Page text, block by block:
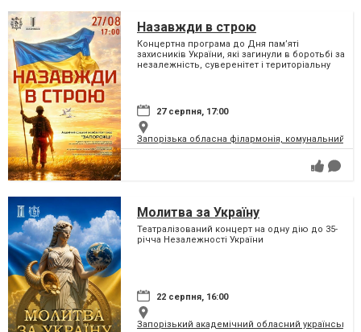
Назавжди в строю
Концертна програма до Дня пам’яті
захисників України, які загинули в боротьбі за
незалежність, суверенітет і територіальну
27 серпня, 17:00
Запорізька обласна філармонія, комунальний
Молитва за Україну
Театралізований концерт на одну дію до 35-
річча Незалежності України
22 серпня, 16:00
Запорізький академічний обласний